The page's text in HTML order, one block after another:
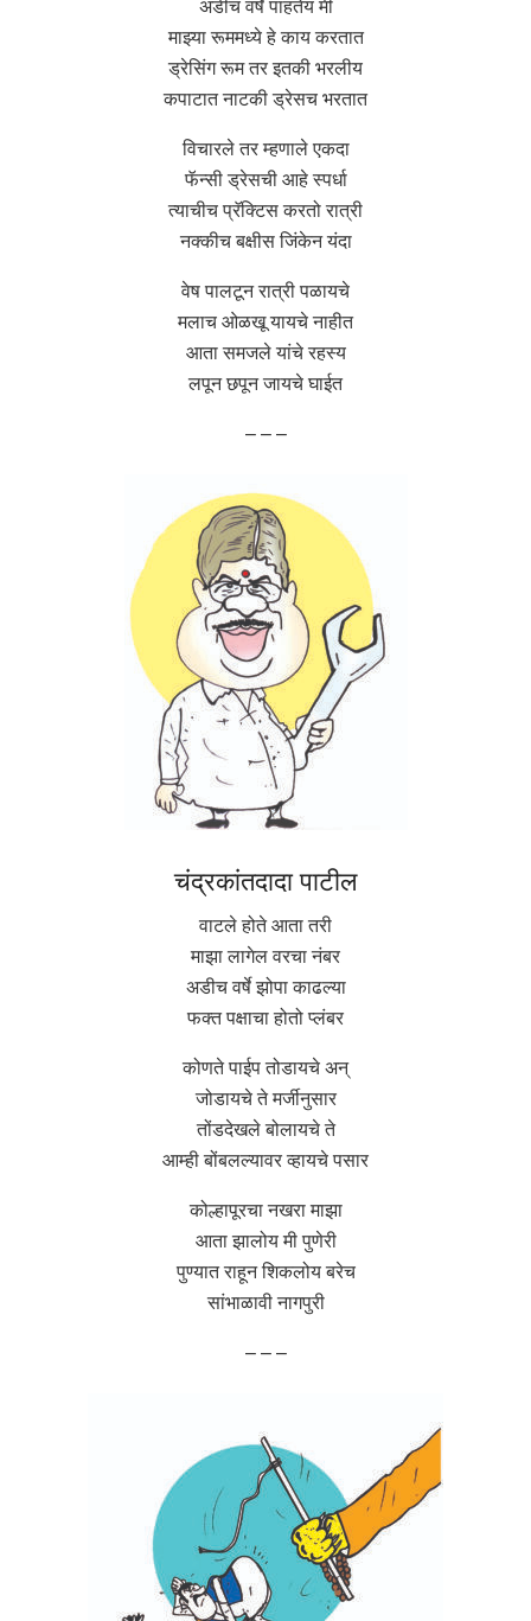
माझ्या रूममध्ये हे काय करतात
ड्रेसिंग रूम तर इतकी भरलीय
कपाटात नाटकी ड्रेसच भरतात
विचारले तर म्हणाले एकदा
फॅन्सी ड्रेसची आहे स्पर्धा
त्याचीच प्रॅक्टिस करतो रात्री
नक्कीच बक्षीस जिंकेन यंदा
वेष पालटून रात्री पळायचे
मलाच ओळखू यायचे नाहीत
आता समजले यांचे रहस्य
लपून छपून जायचे घाईत
– – –
चंद्रकांतदादा पाटील
वाटले होते आता तरी
माझा लागेल वरचा नंबर
अडीच वर्षे झोपा काढल्या
फक्त पक्षाचा होतो प्लंबर
कोणते पाईप तोडायचे अन्
जोडायचे ते मर्जीनुसार
तोंडदेखले बोलायचे ते
आम्ही बोंबलल्यावर व्हायचे पसार
कोल्हापूरचा नखरा माझा
आता झालोय मी पुणेरी
पुण्यात राहून शिकलोय बरेच
सांभाळावी नागपुरी
– – –